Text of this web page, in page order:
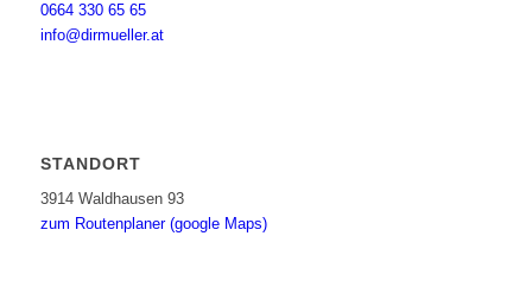
0664 330 65 65
info@dirmueller.at
STANDORT
3914 Waldhausen 93
zum Routenplaner (google Maps)